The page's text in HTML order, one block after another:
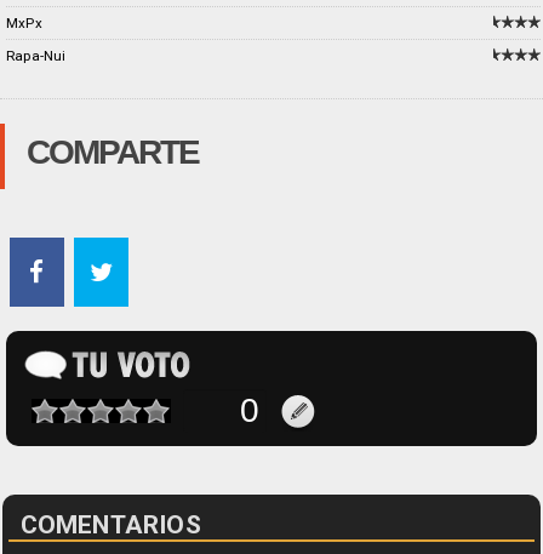
MxPx
Rapa-Nui
COMPARTE
COMENTARIOS